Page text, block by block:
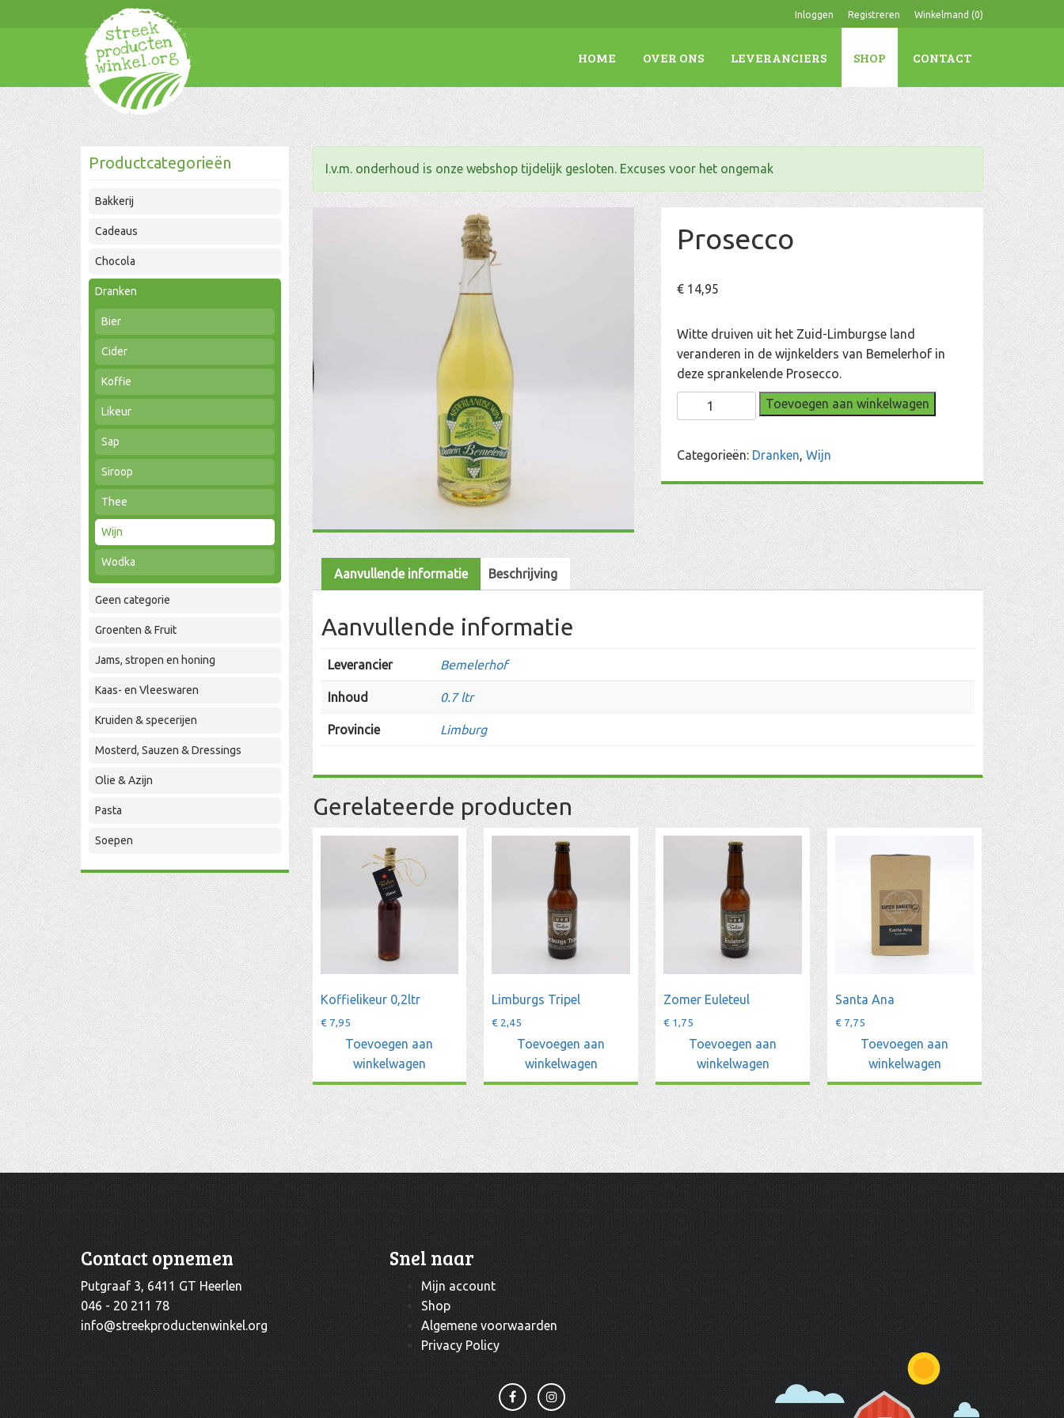
Inloggen Registreren Winkelmand (0)
HOME OVER ONS LEVERANCIERS SHOP CONTACT
Productcategorieën
Bakkerij
Cadeaus
Chocola
Dranken
Bier
Cider
Koffie
Likeur
Sap
Siroop
Thee
Wijn
Wodka
Geen categorie
Groenten & Fruit
Jams, stropen en honing
Kaas- en Vleeswaren
Kruiden & specerijen
Mosterd, Sauzen & Dressings
Olie & Azijn
Pasta
Soepen
I.v.m. onderhoud is onze webshop tijdelijk gesloten. Excuses voor het ongemak
Prosecco
€ 14,95
Witte druiven uit het Zuid-Limburgse land
veranderen in de wijnkelders van Bemelerhof in
deze sprankelende Prosecco.
Prosecco
aantal
Toevoegen aan winkelwagen
Categorieën: Dranken,Wijn
Aanvullende informatie Beschrijving
Aanvullende informatie
Leverancier Bemelerhof
Inhoud 0.7 ltr
Provincie Limburg
Gerelateerde producten
Koffielikeur 0,2ltr
€7,95
Toevoegen aan
winkelwagen
Limburgs Tripel
€ 2,45
Toevoegen aan
winkelwagen
Zomer Euleteul
€ 1,75
Toevoegen aan
winkelwagen
Santa Ana
€ 7,75
Toevoegen aan
winkelwagen
Contact opnemen
Putgraaf 3, 6411 GT Heerlen
046 - 20 211 78
info@streekproductenwinkel.org
Snel naar
Mijn account
Shop
Algemene voorwaarden
Privacy Policy